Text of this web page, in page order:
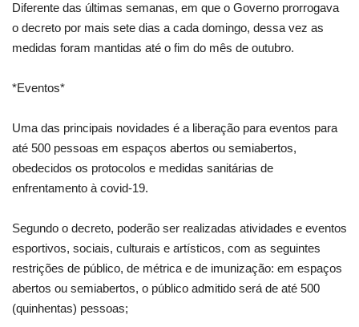
Diferente das últimas semanas, em que o Governo prorrogava
o decreto por mais sete dias a cada domingo, dessa vez as
medidas foram mantidas até o fim do mês de outubro.
*Eventos*
Uma das principais novidades é a liberação para eventos para
até 500 pessoas em espaços abertos ou semiabertos,
obedecidos os protocolos e medidas sanitárias de
enfrentamento à covid-19.
Segundo o decreto, poderão ser realizadas atividades e eventos
esportivos, sociais, culturais e artísticos, com as seguintes
restrições de público, de métrica e de imunização: em espaços
abertos ou semiabertos, o público admitido será de até 500
(quinhentas) pessoas;